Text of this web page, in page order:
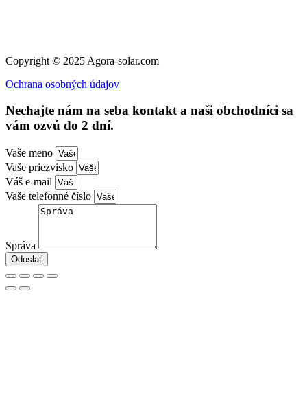
Copyright © 2025 Agora-solar.com
Ochrana osobných údajov
Nechajte nám na seba kontakt a naši obchodníci sa
vám ozvú do 2 dní.
Vaše meno
Vaše priezvisko
Váš e-mail
Vaše telefonné číslo
Správa
Odoslať